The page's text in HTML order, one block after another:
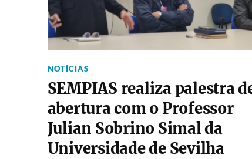
NOTÍCIAS
SEMPIAS realiza palestra
abertura com o Professor
Julian Sobrino Simal da
Universidade de Sevilha